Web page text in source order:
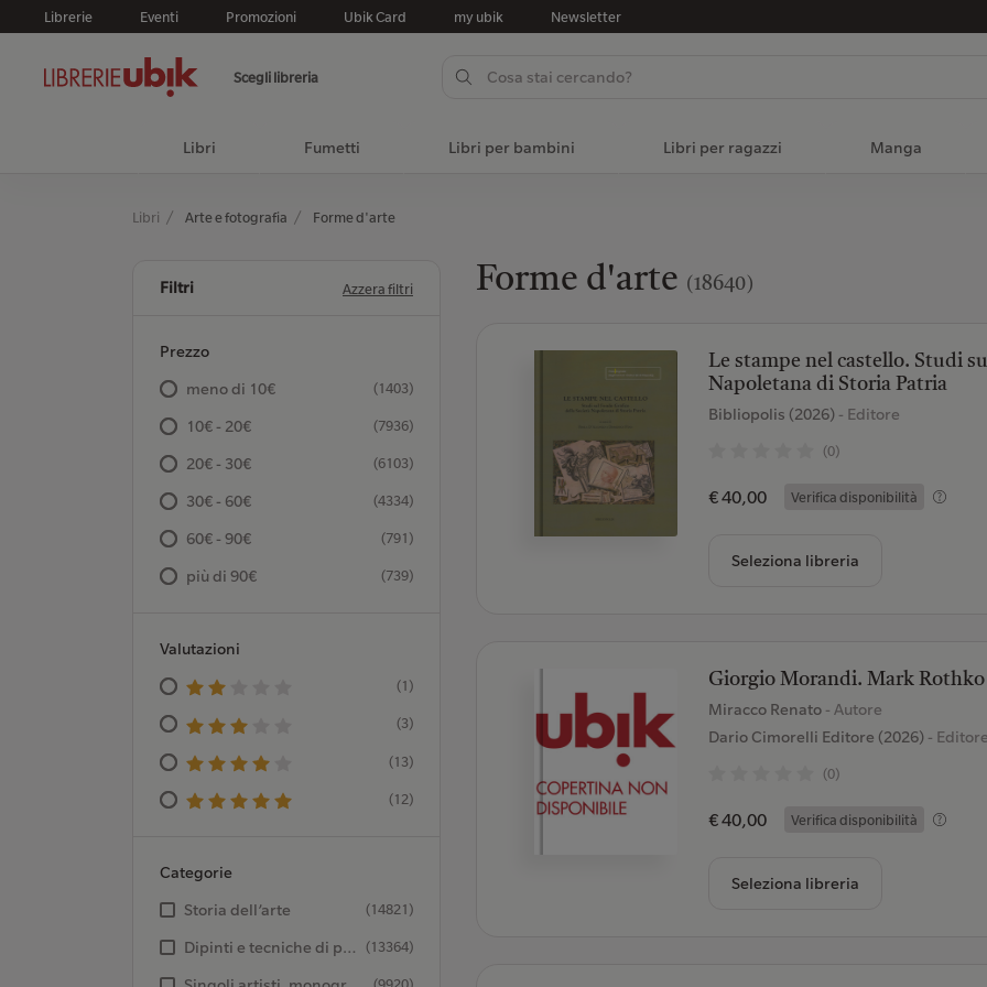
Librerie Eventi Promozioni Ubik Card my ubik Newsletter
Scegli libreria
Libri Fumetti Libri per bambini Libri per ragazzi Manga
Libri Arte e fotografia Forme d'arte
Filtri Azzera filtri
Prezzo
meno di 10€
(1403)
10€ - 20€ (7936)
20€ - 30€ (6103)
30€ - 60€ (4334)
60€ - 90€ (791)
più di 90€ (739)
Valutazioni
(1)
(3)
(13)
(12)
Categorie
Storia dell’arte
(14821)
Dipinti e tecniche di pittura (13364)
Forme d'arte (18640)
Le stampe nel castello. Studi
Napoletana di Storia Patria
Bibliopolis (2026)- Editore
(0)
€ 40,00 Verifica disponibilità
Seleziona libreria
Giorgio Morandi. Mark Rothko
Miracco Renato - Autore
Dario Cimorelli Editore (2026)-
(0)
€ 40,00 Verifica disponibilità
Seleziona libreria